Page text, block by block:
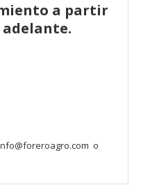
a partir
adelante.
o